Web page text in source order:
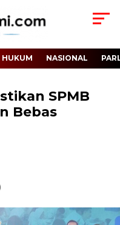
HUKUM NASIONAL
SPMB
Bebas